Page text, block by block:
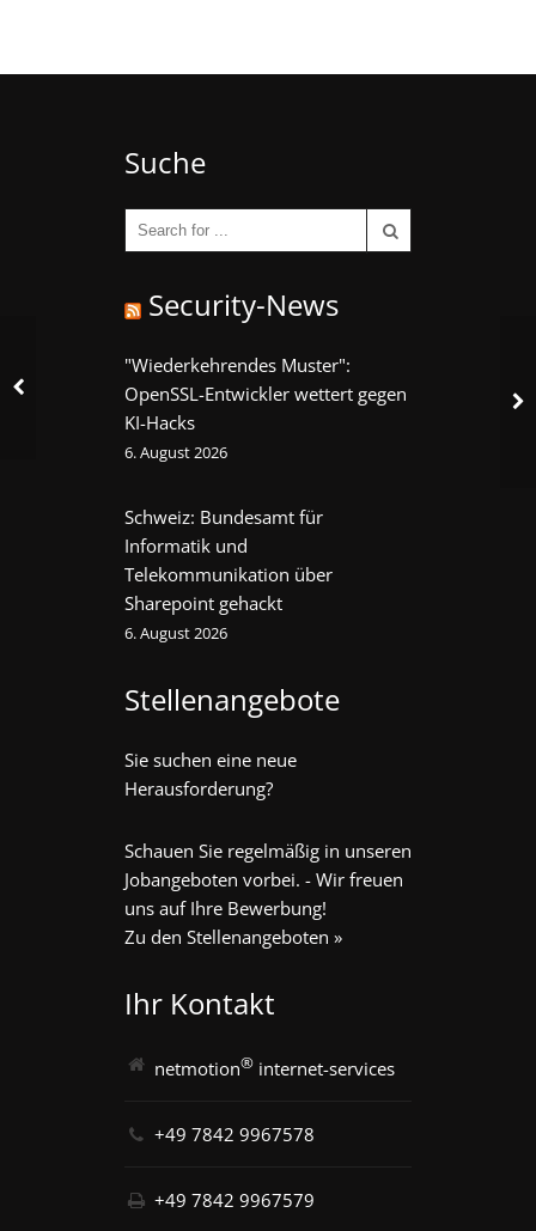
Suche
Security-News
"Wiederkehrendes Muster":
OpenSSL-Entwickler wettert gegen
KI-Hacks
6. August 2026
Schweiz: Bundesamt für
Informatik und
Telekommunikation über
Sharepoint gehackt
6. August 2026
Stellenangebote
Sie suchen eine neue
Herausforderung?
Schauen Sie regelmäßig in unseren
Jobangeboten vorbei. - Wir freuen
uns auf Ihre Bewerbung!
Zu den Stellenangeboten »
Ihr Kontakt
netmotion® internet-services
+49 7842 9967578
+49 7842 9967579